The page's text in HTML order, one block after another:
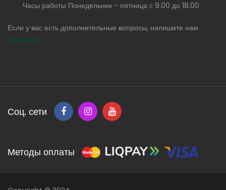
Часы работы Понедельник - пятница с 9.00 до 18.00
Если у вас есть дополнительные вопросы, напишите нам
связаться
Соц. сети
Методы оплаты